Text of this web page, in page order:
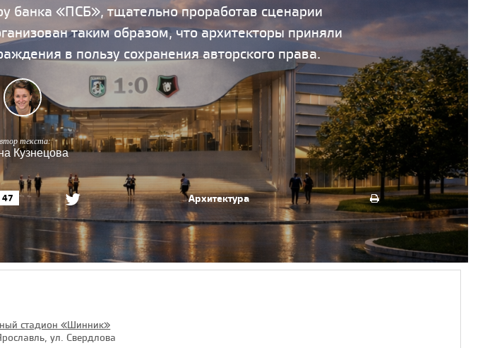
банка «ПСБ», тщательно проработав сценарии
таким образом, что архитекторы приняли
в пользу сохранения авторского права.
текста:
Кузнецова
47 Архитектура
стадион «Шинник»
ул. Свердлова